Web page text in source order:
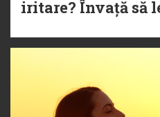
iritare? Învață să